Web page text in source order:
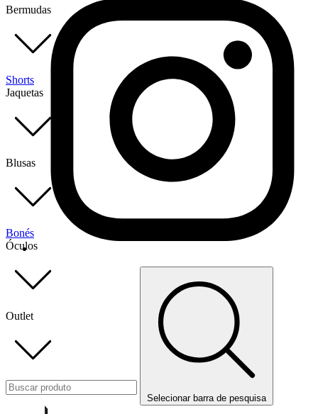
Bermudas
Shorts
Jaquetas
Blusas
Bonés
Óculos
Outlet
Selecionar barra de pesquisa